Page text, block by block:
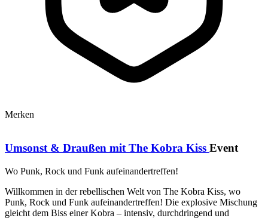
Merken
Umsonst & Draußen mit The Kobra Kiss Event
Wo Punk, Rock und Funk aufeinandertreffen!
Willkommen in der rebellischen Welt von The Kobra Kiss, wo
Punk, Rock und Funk aufeinandertreffen! Die explosive Mischung
gleicht dem Biss einer Kobra – intensiv, durchdringend und